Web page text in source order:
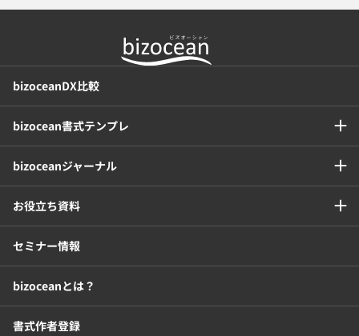
チャットボットツール
セキュリティシステム ワークフロー
日程調整システム 日報アプリ
BIツール CTIシステム
モチベーション管理システム
bizoceanDX比較
bizocean書式テンプレ
bizoceanジャーナル
お役立ち資料
セミナー情報
bizoceanとは？
書式作者登録